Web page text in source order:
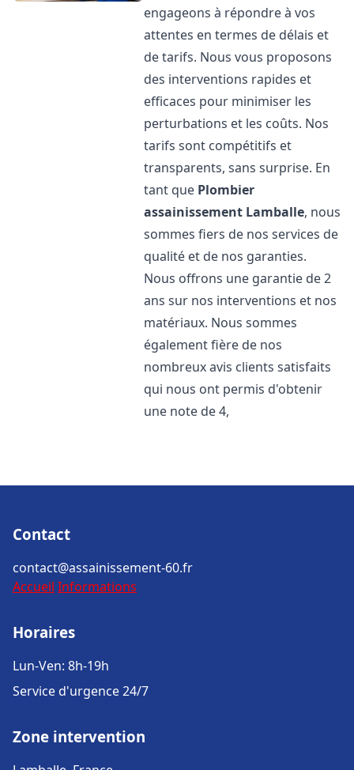
engageons à répondre à vos
attentes en termes de délais et
de tarifs. Nous vous proposons
des interventions rapides et
efficaces pour minimiser les
perturbations et les coûts. Nos
tarifs sont compétitifs et
transparents, sans surprise. En
tant que Plombier
assainissement Lamballe, nous
sommes fiers de nos services de
qualité et de nos garanties.
Nous offrons une garantie de 2
ans sur nos interventions et nos
matériaux. Nous sommes
également fière de nos
nombreux avis clients satisfaits
qui nous ont permis d'obtenir
une note de 4,
Contact
contact@assainissement-60.fr
Accueil Informations
Horaires
Lun-Ven: 8h-19h
Service d'urgence 24/7
Zone intervention